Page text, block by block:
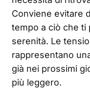
Conviene evitare
tempo a ciò che
serenità. Le
rappresentano
già nei prossimi
più leggero.